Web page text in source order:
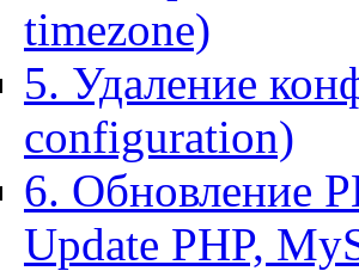
timezone)
5. Удаление
configuration)
6. Обновление
Update PHP,